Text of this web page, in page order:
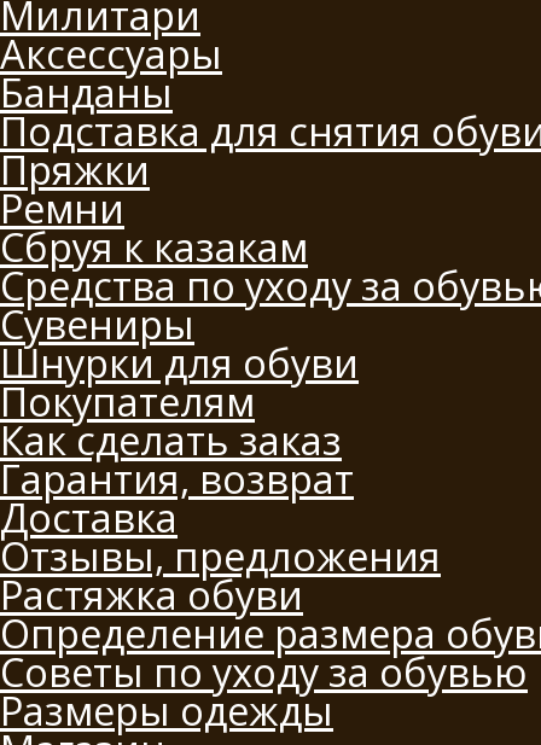
Милитари
Аксессуары
Банданы
Подставка для снятия
Пряжки
Ремни
Сбруя к казакам
Средства по уходу за
Сувениры
Шнурки для обуви
Покупателям
Как сделать заказ
Гарантия, возврат
Доставка
Отзывы, предложения
Растяжка обуви
Определение размера
Советы по уходу за обувью
Размеры одежды